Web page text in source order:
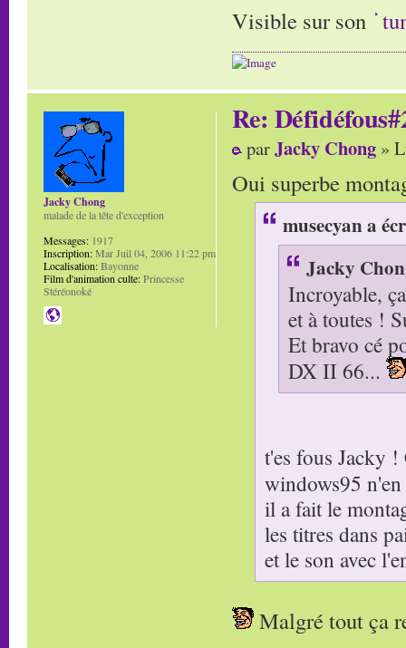
Visible sur son
Re:
parJacky Chong »
Oui superbe
musecyan a
Jacky
Incroyable,
et à toutes !
Et bravo cé
DX II 66...
t'es fous Jacky !
windows95
il a fait le
les titres dans
et le son avec
Malgré tout ça
Jacky Chong
malade de la tête d'exception
Messages: 1917
Inscription:Mar Juil 04, 2006 11:22 pm
Localisation:Bayonne
Film d'animation culte:Princesse
Stéréonoké